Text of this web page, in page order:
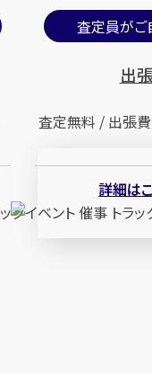
査定員がご
出
査定無料 / 出張
詳細は